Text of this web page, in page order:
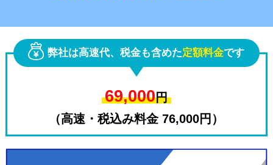
弊社は高速代、税金も含めた定額料金です
69,000円
（高速・税込み料金 76,000円）